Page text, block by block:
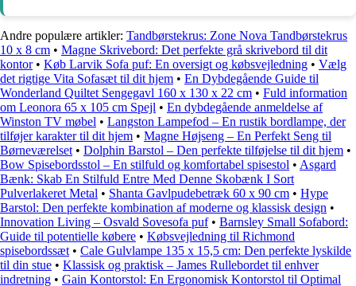
Andre populære artikler: Tandbørstekrus: Zone Nova Tandbørstekrus
10 x 8 cm • Magne Skrivebord: Det perfekte grå skrivebord til dit
kontor• Køb Larvik Sofa puf: En oversigt og købsvejledning • Vælg
det rigtige Vita Sofasæt til dit hjem • En Dybdegående Guide til
Wonderland Quiltet Sengegavl 160 x 130 x 22 cm • Fuld information
om Leonora 65 x 105 cm Spejl • En dybdegående anmeldelse af
Winston TV møbel • Langston Lampefod – En rustik bordlampe, der
tilføjer karakter til dit hjem • Magne Højseng – En Perfekt Seng til
Børneværelset • Dolphin Barstol – Den perfekte tilføjelse til dit hjem •
Bow Spisebordsstol – En stilfuld og komfortabel spisestol • Asgard
Bænk: Skab En Stilfuld Entre Med Denne Skobænk I Sort
Pulverlakeret Metal • Shanta Gavlpudebetræk 60 x 90 cm • Hype
Barstol: Den perfekte kombination af moderne og klassisk design •
Innovation Living – Osvald Sovesofa puf• Barnsley Small Sofabord:
Guide til potentielle købere • Købsvejledning til Richmond
spisebordssæt • Cale Gulvlampe 135 x 15,5 cm: Den perfekte lyskilde
til din stue • Klassisk og praktisk – James Rullebordet til enhver
indretning • Gain Kontorstol: En Ergonomisk Kontorstol til Optimal